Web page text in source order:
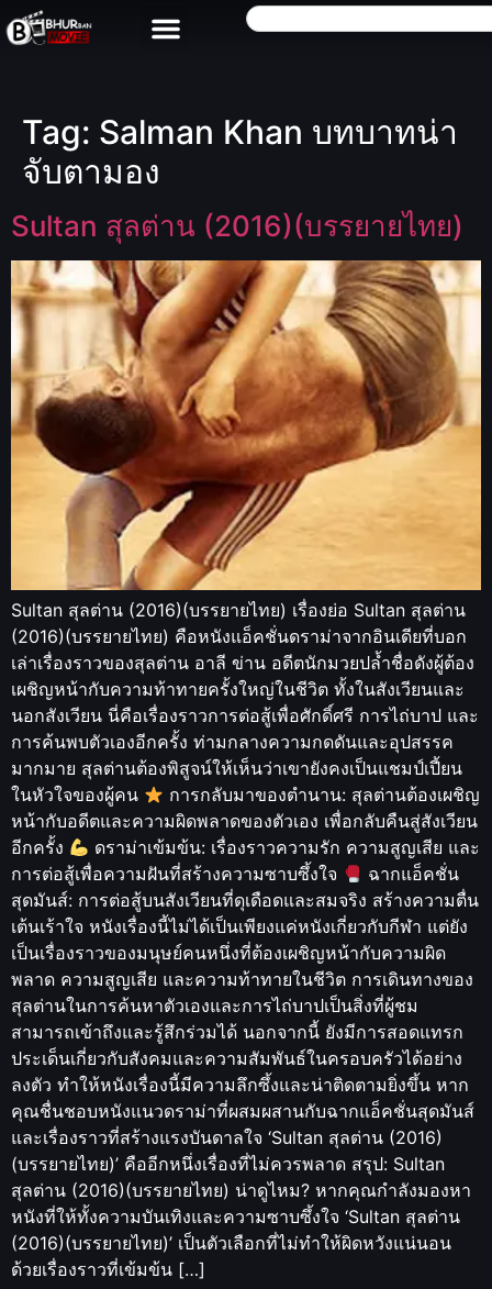
Tag: Salman Khan บทบาทน่า
จับตามอง
Sultan สุลต่าน (2016)(บรรยายไทย)
Sultan สุลต่าน (2016)(บรรยายไทย) เรื่องย่อ Sultan สุลต่าน
(2016)(บรรยายไทย) คือหนังแอ็คชั่นดราม่าจากอินเดียที่บอก
เล่าเรื่องราวของสุลต่าน อาลี ข่าน อดีตนักมวยปล้ำชื่อดังผู้ต้อง
เผชิญหน้ากับความท้าทายครั้งใหญ่ในชีวิต ทั้งในสังเวียนและ
นอกสังเวียน นี่คือเรื่องราวการต่อสู้เพื่อศักดิ์ศรี การไถ่บาป และ
การค้นพบตัวเองอีกครั้ง ท่ามกลางความกดดันและอุปสรรค
มากมาย สุลต่านต้องพิสูจน์ให้เห็นว่าเขายังคงเป็นแชมป์เปี้ยน
ในหัวใจของผู้คน
การกลับมาของตำนาน: สุลต่านต้องเผชิญ
หน้ากับอดีตและความผิดพลาดของตัวเอง เพื่อกลับคืนสู่สังเวียน
อีกครั้ง
ดราม่าเข้มข้น: เรื่องราวความรัก ความสูญเสีย และ
การต่อสู้เพื่อความฝันที่สร้างความซาบซึ้งใจ
ฉากแอ็คชั่น
สุดมันส์: การต่อสู้บนสังเวียนที่ดุเดือดและสมจริง สร้างความตื่น
เต้นเร้าใจ หนังเรื่องนี้ไม่ได้เป็นเพียงแค่หนังเกี่ยวกับกีฬา แต่ยัง
เป็นเรื่องราวของมนุษย์คนหนึ่งที่ต้องเผชิญหน้ากับความผิด
พลาด ความสูญเสีย และความท้าทายในชีวิต การเดินทางของ
สุลต่านในการค้นหาตัวเองและการไถ่บาปเป็นสิ่งที่ผู้ชม
สามารถเข้าถึงและรู้สึกร่วมได้ นอกจากนี้ ยังมีการสอดแทรก
ประเด็นเกี่ยวกับสังคมและความสัมพันธ์ในครอบครัวได้อย่าง
ลงตัว ทำให้หนังเรื่องนี้มีความลึกซึ้งและน่าติดตามยิ่งขึ้น หาก
คุณชื่นชอบหนังแนวดราม่าที่ผสมผสานกับฉากแอ็คชั่นสุดมันส์
และเรื่องราวที่สร้างแรงบันดาลใจ ‘Sultan สุลต่าน (2016)
(บรรยายไทย)’ คืออีกหนึ่งเรื่องที่ไม่ควรพลาด สรุป: Sultan
สุลต่าน (2016)(บรรยายไทย) น่าดูไหม? หากคุณกำลังมองหา
หนังที่ให้ทั้งความบันเทิงและความซาบซึ้งใจ ‘Sultan สุลต่าน
(2016)(บรรยายไทย)’ เป็นตัวเลือกที่ไม่ทำให้ผิดหวังแน่นอน
ด้วยเรื่องราวที่เข้มข้น […]